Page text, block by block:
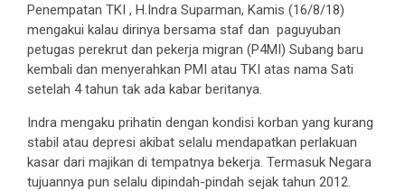
Penempatan TKI , H.Indra Suparman, Kamis (16/8/18)
mengakui kalau dirinya bersama staf dan paguyuban
petugas perekrut dan pekerja migran (P4MI) Subang baru
kembali dan menyerahkan PMI atau TKI atas nama Sati
setelah 4 tahun tak ada kabar beritanya.
Indra mengaku prihatin dengan kondisi korban yang kurang
stabil atau depresi akibat selalu mendapatkan perlakuan
kasar dari majikan di tempatnya bekerja. Termasuk Negara
tujuannya pun selalu dipindah-pindah sejak tahun 2012.